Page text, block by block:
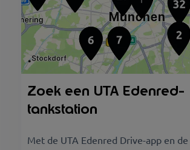
Zoek een UTA Edenred-
tankstation
Met de UTA Edenred Drive-app en